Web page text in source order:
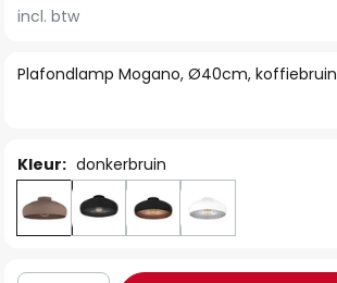
het
van
Plafondlamp Mogano, Ø40cm, koffiebruin
incl. btw
Kleur: donkerbruin